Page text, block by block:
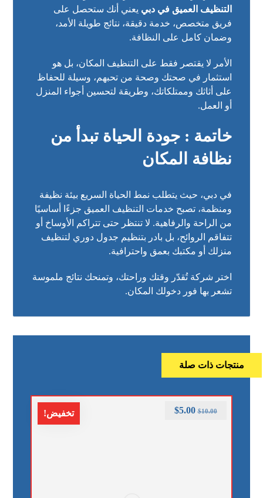
التنظيف العميق في دبي يعني أنك ستحصل على
فريق متخصص، خدمة دقيقة، نتائج طويلة الأمد،
وضمان كامل على النظافة.
الأمر لا يقتصر فقط على التنظيف المكان، بل هو
استثمار في صحتك وصحة من تحبهم، وسيلة للحفاظ
على أثاثك وممتلكاتك، وطريقة لتحسين أجواء المنزل
أو العمل.
خاتمة : جودة الحياة تبدأ من
نظافة المكان
في دبي، حيث يتطلب نمط الحياة السريع بيئة نظيفة
ومنظمة، تصبح خدمات التنظيف العميق جزءًا أساسيًا
من الراحة والرفاهية. لا تنتظر حتى تتراكم الأوساخ أو
تتفاقم الروائح، بل بادر بتنظيم جدول دوري لتنظيف
منزلك أو مكتبك بعمق واحترافية.
اختر شركة تُقدّر وقتك وراحتك، وتمنحك نتائج ملموسة
تشعر بها فور دخولك المكان.
منتجات ذات صلة
تخفيض! $10.00
$5.00